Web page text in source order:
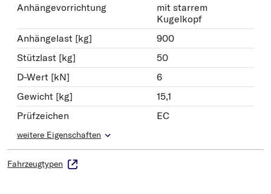
Anhängevorrichtung
mit starrem
Kugelkopf
Anhängelast [kg]
900
Stützlast [kg]
50
D-Wert [kN]
6
Gewicht [kg]
15,1
Prüfzeichen
EC
weitere Eigenschaften
Fahrzeugtypen